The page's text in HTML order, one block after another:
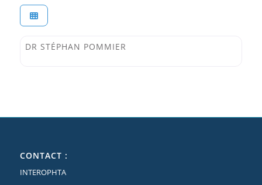
Interophta
DR STÉPHAN POMMIER
CONTACT :
INTEROPHTA